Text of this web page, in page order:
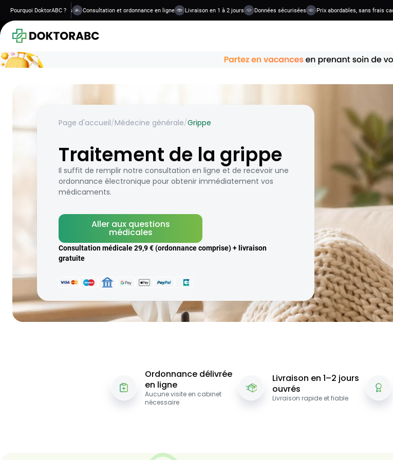
Pourquoi DoktorABC ?
sûrs et confidentiels Consultation et ordonnance en ligne Livraison en 1 à 2 jours Données sécurisées Prix abordables, sans frais cachés
Page d'accueil/Médecine générale/Grippe
Traitement de la grippe
Il suffit de remplir notre consultation en ligne et de recevoir une
ordonnance électronique pour obtenir immédiatement vos
médicaments.
Aller aux questions
médicales
Consultation médicale 29,9 € (ordonnance comprise) + livraison
gratuite
Ordonnance délivrée
en ligne
Aucune visite en cabinet
nécessaire
Livraison en 1–2 jours
ouvrés
Livraison rapide et fiable